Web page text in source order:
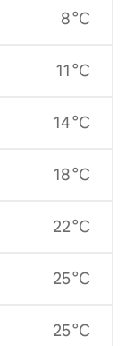
8 °C
11 °C
14 °C
18 °C
22 °C
25 °C
25 °C